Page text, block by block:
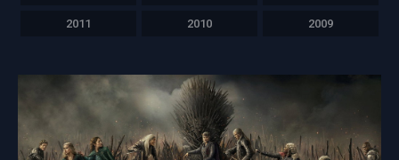
2011 2010 2009